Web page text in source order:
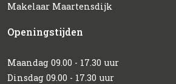
Makelaar Maartensdijk
Openingstijden
Maandag 09.00 - 17.30 uur
Dinsdag 09.00 - 17.30 uur